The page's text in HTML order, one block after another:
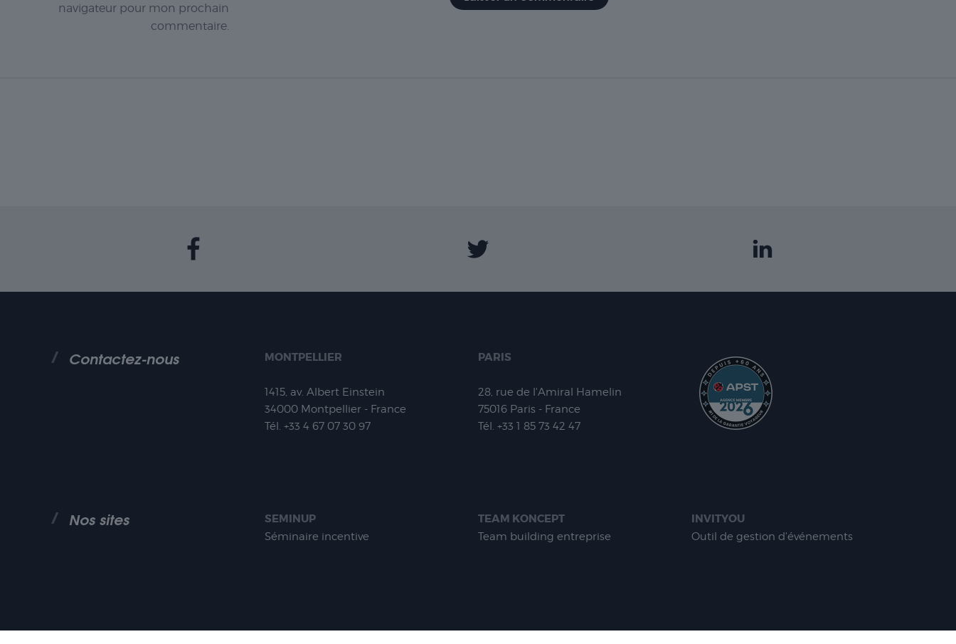
navigateur pour mon prochain
commentaire.
Contactez-nous MONTPELLIER
1415, av. Albert Einstein
34000 Montpellier - France
Tél. +33 4 67 07 30 97
PARIS
28, rue de l'Amiral Hamelin
75016 Paris - France
Tél. +33 1 85 73 42 47
Nos sites SEMINUP
Séminaire incentive
TEAM KONCEPT
Team building entreprise
INVITYOU
Outil de gestion d'événements